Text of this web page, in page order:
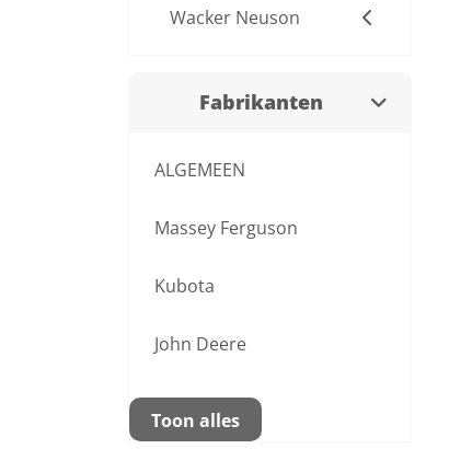
Wacker Neuson
Fabrikanten
ALGEMEEN
Massey Ferguson
Kubota
John Deere
Toon alles